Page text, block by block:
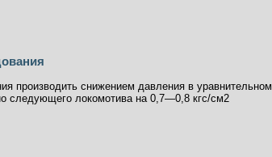
производить снижением давления в уравнительном
следующего локомотива на 0,7—0,8 кгс/см2